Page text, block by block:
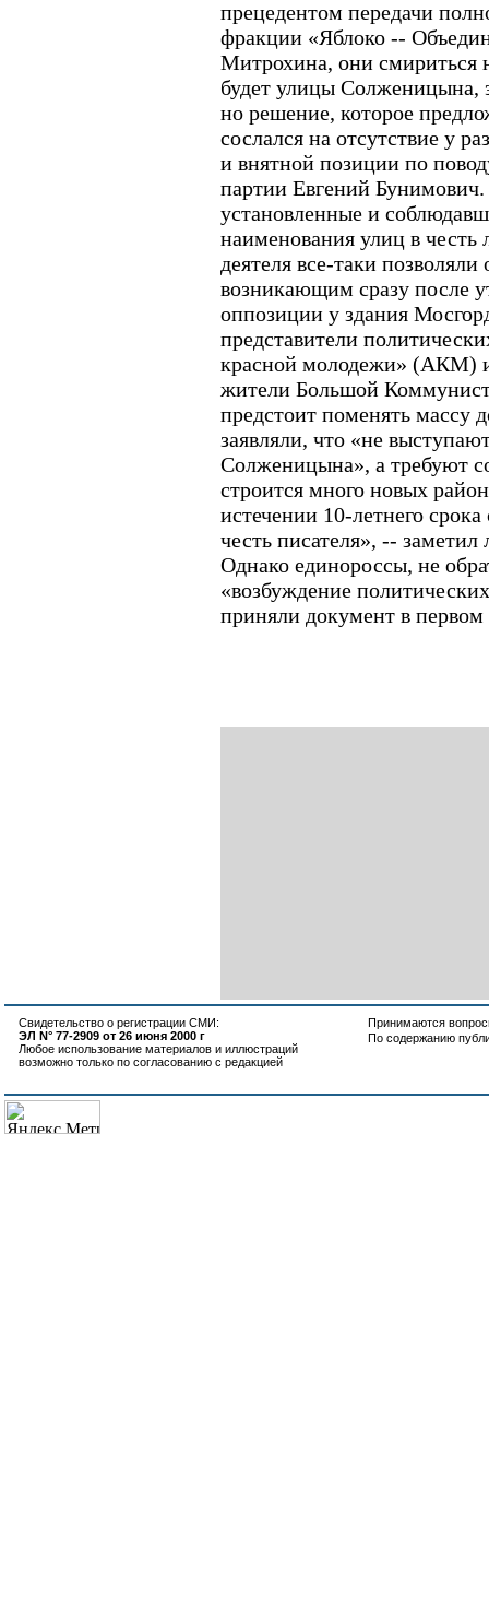
прецедентом передачи
фракции «Яблоко --
Митрохина, они смириться
будет улицы Солженицына,
но решение, которое
сослался на отсутствие у
и внятной позиции по
партии Евгений
установленные и
наименования улиц в честь
деятеля все-таки
возникающим сразу после
оппозиции у здания
представители
красной молодежи» (АКМ)
жители Большой
предстоит поменять массу
заявляли, что «не
Солженицына», а требуют
строится много новых
истечении 10-летнего
честь писателя», --
Однако единороссы, не
«возбуждение
приняли документ в первом
Свидетельство о регистрации СМИ:
ЭЛ N° 77-2909 от 26 июня 2000 г
Любое использование материалов и иллюстраций
возможно только по согласованию с редакцией
Принимаются
По содержанию